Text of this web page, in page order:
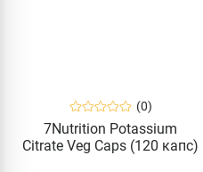
(0)
7Nutrition Potassium
Citrate Veg Caps (120 капс)